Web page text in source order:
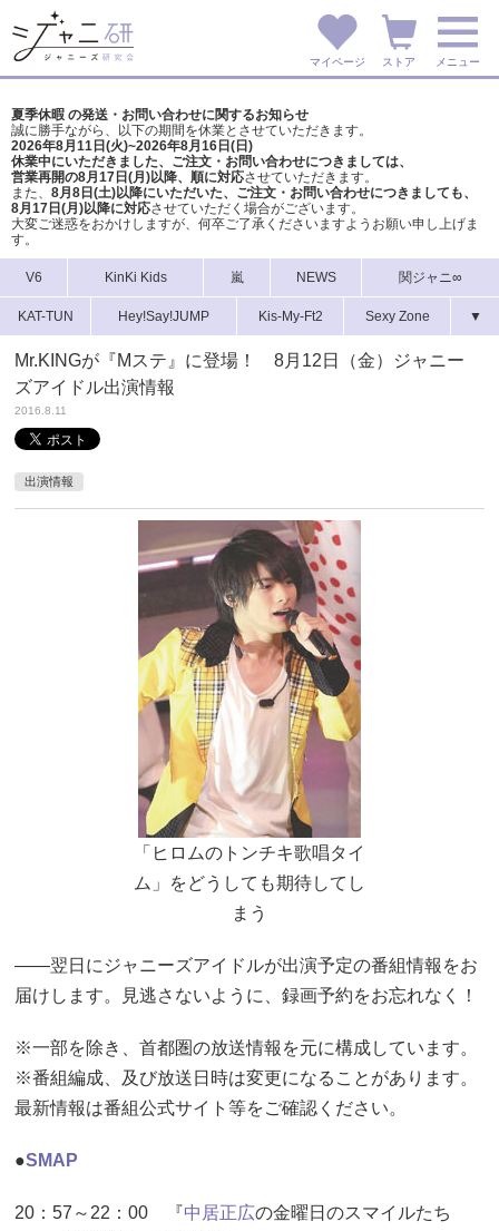
マイページ ストア メニュー
夏季休暇 の発送・お問い合わせに関するお知らせ
誠に勝手ながら、以下の期間を休業とさせていただきます。
2026年8月11日(火)~2026年8月16日(日)
休業中にいただきました、ご注文・お問い合わせにつきましては、
営業再開の8月17日(月)以降、順に対応させていただきます。
また、 8月8日(土)以降にいただいた、ご注文・ お問い合わせにつきましても、
8月17日(月)以降に対応させていただく場合がございます。
大変ご迷惑をおかけしますが、 何卒ご了承くださいますようお願い申し上げま
す。
V6 KinKi Kids 嵐 NEWS 関ジャニ∞
KAT-TUN Hey!Say!JUMP Kis-My-Ft2 Sexy Zone ▼
Mr.KINGが『Mステ』に登場！ 8月12日（金）ジャニー
ズアイドル出演情報
2016.8.11
出演情報
「ヒロムのトンチキ歌唱タイ
ム」をどうしても期待してし
まう
――翌日にジャニーズアイドルが出演予定の番組情報をお
届けします。見逃さないように、録画予約をお忘れなく！
※一部を除き、首都圏の放送情報を元に構成しています。
※番組編成、及び放送日時は変更になることがあります。
最新情報は番組公式サイト等をご確認ください。
●SMAP
20：57～22：00 『中居正広の金曜日のスマイルたち